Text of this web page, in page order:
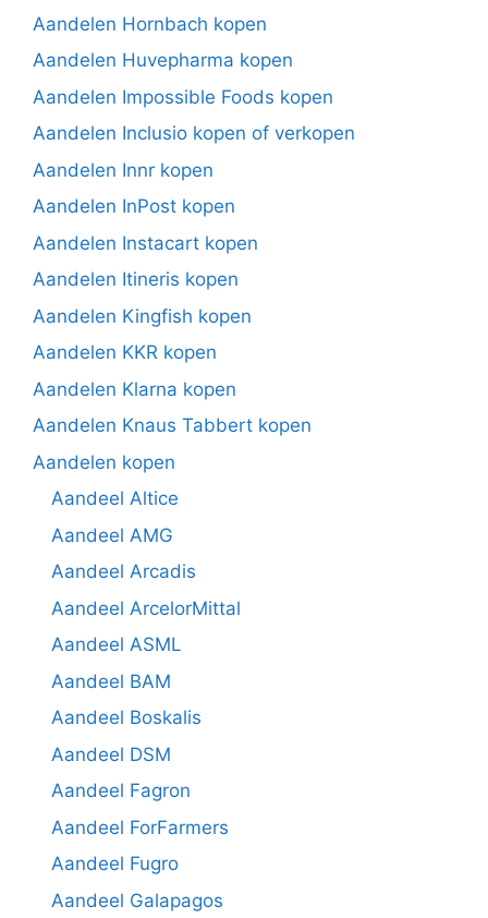
Aandelen Hornbach kopen
Aandelen Huvepharma kopen
Aandelen Impossible Foods kopen
Aandelen Inclusio kopen of verkopen
Aandelen Innr kopen
Aandelen InPost kopen
Aandelen Instacart kopen
Aandelen Itineris kopen
Aandelen Kingfish kopen
Aandelen KKR kopen
Aandelen Klarna kopen
Aandelen Knaus Tabbert kopen
Aandelen kopen
Aandeel Altice
Aandeel AMG
Aandeel Arcadis
Aandeel ArcelorMittal
Aandeel ASML
Aandeel BAM
Aandeel Boskalis
Aandeel DSM
Aandeel Fagron
Aandeel ForFarmers
Aandeel Fugro
Aandeel Galapagos